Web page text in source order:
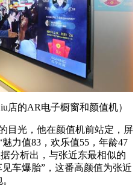
店的AR电子橱窗和颜值机）
目光，他在颜值机前站定，屏
力值83，欢乐值55，年龄47
分析出，与张近东最相似的
车爆胎”，这番高颜值为张近